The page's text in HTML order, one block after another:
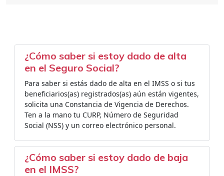
¿Cómo saber si estoy dado de alta
en el Seguro Social?
Para saber si estás dado de alta en el IMSS o si tus
beneficiarios(as) registrados(as) aún están vigentes,
solicita una Constancia de Vigencia de Derechos.
Ten a la mano tu CURP, Número de Seguridad
Social (NSS) y un correo electrónico personal.
¿Cómo saber si estoy dado de baja
en el IMSS?